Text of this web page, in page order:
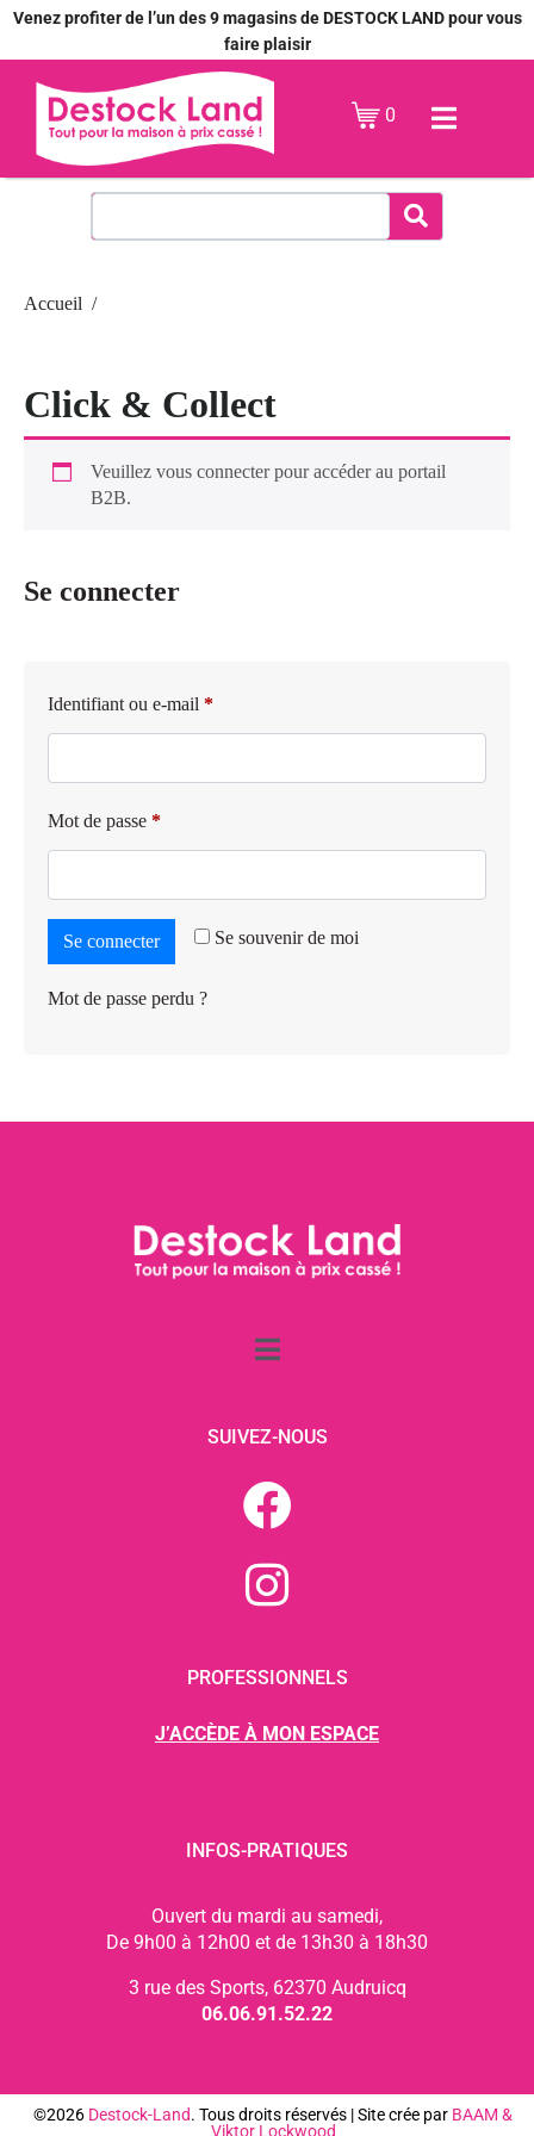
Venez profiter de l’un des 9 magasins de DESTOCK LAND pour vous
faire plaisir
0
Accueil
Click & Collect
Veuillez vous connecter pour accéder au portail
B2B.
Se connecter
Identifiant ou e-mail *
Mot de passe *
Se souvenir de moi
Se connecter
Mot de passe perdu ?
SUIVEZ-NOUS
PROFESSIONNELS
J’ACCÈDE À MON ESPACE
INFOS-PRATIQUES
Ouvert du mardi au samedi,
De 9h00 à 12h00 et de 13h30 à 18h30
3 rue des Sports, 62370 Audruicq
06.06.91.52.22
©2026 Destock-Land. Tous droits réservés | Site crée par BAAM &
Viktor Lockwood